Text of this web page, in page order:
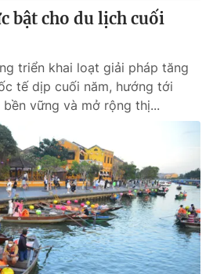
bật cho du lịch cuối
triển khai loạt giải pháp tăng
tế dịp cuối năm, hướng tới
vững và mở rộng thị...